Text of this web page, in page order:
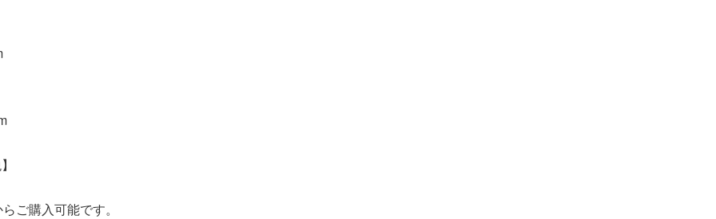
ご購入可能です。